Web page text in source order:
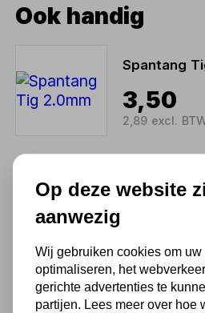
Ook handig
Spantang
3,50
2,89 excl.
4,80 excl.
Op deze website
aanwezig
Wij gebruiken cookies om
optimaliseren, het
gerichte advertenties te
partijen. Lees meer over hoe